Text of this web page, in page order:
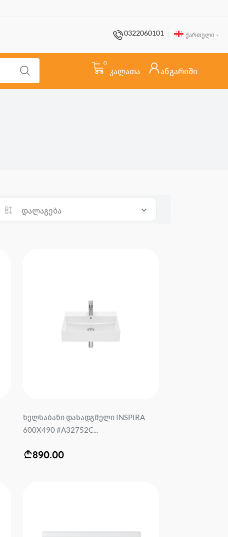
0322060101 ქართული
0
კალათა ანგარიში
ხელსაბანი დასადგმელი INSPIRA
600X490 #A32752C...
890.00